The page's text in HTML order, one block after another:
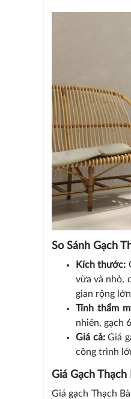
So Sánh Gạch
Kích thước:
vừa và nhỏ,
gian rộng
Tính thẩm
nhiên, gạch
Giá cả:Giá
công trình
Giá Gạch
Giá gạch Thạch